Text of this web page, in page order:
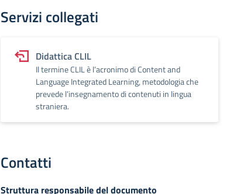
Servizi collegati
Didattica CLIL
Il termine CLIL è l’acronimo di Content and
Language Integrated Learning, metodologia che
prevede l’insegnamento di contenuti in lingua
straniera.
Contatti
Struttura responsabile del documento